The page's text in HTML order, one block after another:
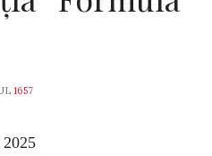
1657